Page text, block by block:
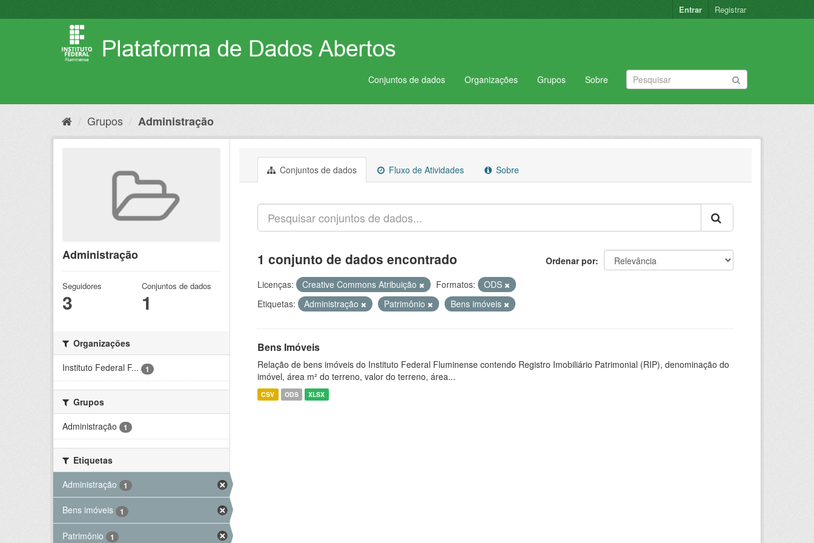
para
Entrar Registrar
Conjuntos de dados Organizações Grupos Sobre
Grupos Administração
Administração
Seguidores
3
Conjuntos de dados
1
Organizações
Instituto Federal F...
1
Grupos
Administração
1
Etiquetas
Administração
1
Bens imóveis 1
Patrimônio 1
Conjuntos de dados Fluxo de Atividades Sobre
Ordenar por
1 conjunto de dados encontrado
Licenças: Creative Commons Atribuição Formatos:
ODS
Etiquetas:
Administração Patrimônio Bens imóveis
Bens Imóveis
Relação de bens imóveis do Instituto Federal Fluminense contendo Registro Imobiliário Patrimonial (RIP), denominação do
imóvel, área m² do terreno, valor do terreno, área...
CSV ODS XLSX